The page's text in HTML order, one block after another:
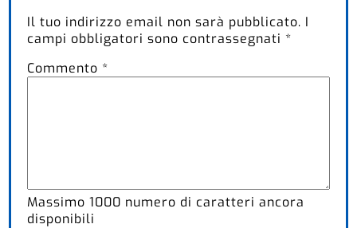
Il tuo indirizzo email non sarà pubblicato. I
campi obbligatori sono contrassegnati *
Commento *
Massimo1000 numero di caratteri ancora
disponibili